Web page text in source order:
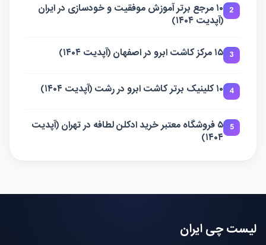
2
۱۰ مرجع برتر آموزش موفقیت و خودسازی در ایران
(آپدیت ۱۴۰۴)
3 ۱۵ مرکز کاشت ابرو در اصفهان (آپدیت ۱۴۰۴)
4 ۱۰ کلینیک برتر کاشت ابرو در رشت (آپدیت ۱۴۰۴)
5
۵ فروشگاه معتبر خرید ادکلن لطافه در تهران (آپدیت
۱۴۰۴)
لیست چی ایران